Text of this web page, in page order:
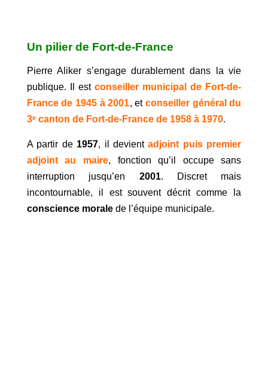
Un pilier de Fort-de-France
Pierre Aliker s’engage durablement dans la vie
publique. Il est conseiller municipal de Fort-de-
France de 1945 à 2001, et conseiller général du
3ᵉ canton de Fort-de-France de 1958 à 1970.
A partir de 1957, il devientadjoint puis premier
adjoint au maire, fonction qu’il occupe sans
interruption jusqu’en 2001. Discret mais
incontournable, il est souvent décrit comme la
conscience moralede l’équipe municipale.